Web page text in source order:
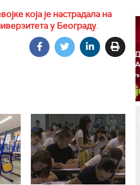
која је настрадала на
у Београду.